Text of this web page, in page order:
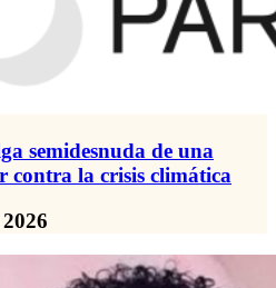
semidesnuda de una
contra la crisis climática